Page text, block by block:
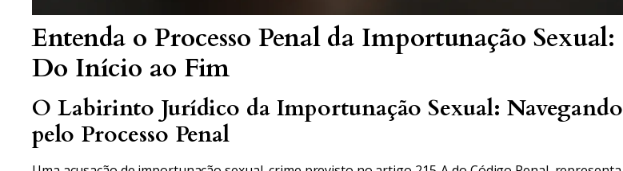
Entenda o Processo Penal da Importunação Sexual:
Do Início ao Fim
O Labirinto Jurídico da Importunação Sexual: Navegando
pelo Processo Penal